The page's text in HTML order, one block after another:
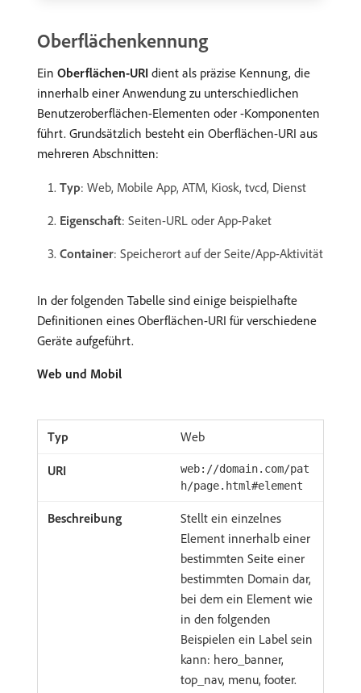
Oberflächenkennung
Ein Oberflächen-URI dient als präzise Kennung, die
innerhalb einer Anwendung zu unterschiedlichen
Benutzeroberflächen-Elementen oder -Komponenten
führt. Grundsätzlich besteht ein Oberflächen-URI aus
mehreren Abschnitten:
Typ: Web, Mobile App, ATM, Kiosk, tvcd, Dienst
Eigenschaft: Seiten-URL oder App-Paket
Container: Speicherort auf der Seite/App-Aktivität
In der folgenden Tabelle sind einige beispielhafte
Definitionen eines Oberflächen-URI für verschiedene
Geräte aufgeführt.
Web und Mobil
Web
web://domain.com/pat
h/page.html#element
Stellt ein einzelnes
Element innerhalb einer
bestimmten Seite einer
bestimmten Domain dar,
bei dem ein Element wie
in den folgenden
Beispielen ein Label sein
kann: hero_banner,
top_nav, menu, footer.